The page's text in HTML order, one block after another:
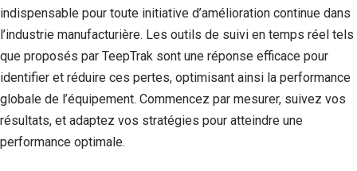
indispensable pour toute initiative d’amélioration continue dans
l’industrie manufacturière. Les outils de suivi en temps réel tels
que proposés par TeepTrak sont une réponse efficace pour
identifier et réduire ces pertes, optimisant ainsi la performance
globale de l’équipement. Commencez par mesurer, suivez vos
résultats, et adaptez vos stratégies pour atteindre une
performance optimale.